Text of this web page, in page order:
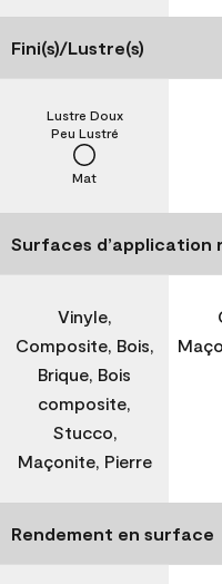
Fini(s)/Lustre(s)
Mat
Peu Lustré
Lustre Doux
Surfaces d’application
Vinyle,
Composite, Bois,
Brique, Bois
composite,
Stucco,
Maçonite, Pierre
Rendement en surface